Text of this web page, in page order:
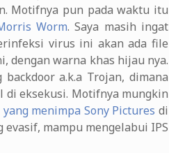
Motifnya pun pada waktu itu
Worm. Saya masih ingat
virus ini akan ada file
dengan warna khas hijau nya.
a.k.a Trojan, dimana
eksekusi. Motifnya mungkin
menimpa Sony Pictures di
mampu mengelabui IPS